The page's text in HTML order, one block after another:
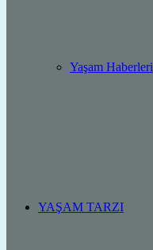
Yaşam Haberleri
YAŞAM TARZI